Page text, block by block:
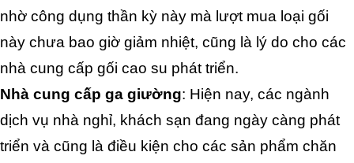
nhờ công dụng thần kỳ này mà lượt mua loại gối
này chưa bao giờ giảm nhiệt, cũng là lý do cho các
nhà cung cấp gối cao su phát triển.
Nhà cung cấp ga giường: Hiện nay, các ngành
dịch vụ nhà nghỉ, khách sạn đang ngày càng phát
triển và cũng là điều kiện cho các sản phẩm chăn